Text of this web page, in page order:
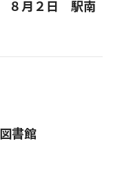
８月２日 駅南
書館